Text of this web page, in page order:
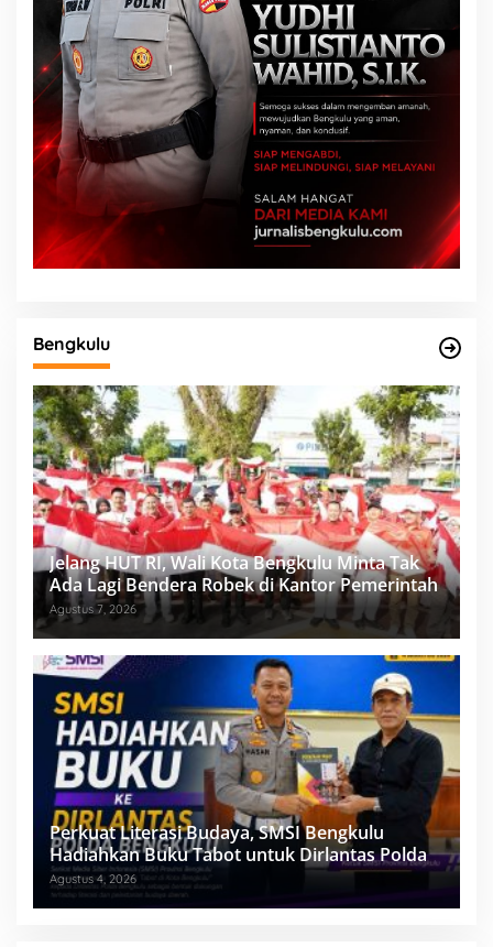
Bengkulu
Jelang HUT RI, Wali Kota Bengkulu Minta Tak
Ada Lagi Bendera Robek di Kantor Pemerintah
Agustus 7, 2026
Perkuat Literasi Budaya, SMSI Bengkulu
Hadiahkan Buku Tabot untuk Dirlantas Polda
Agustus 4, 2026